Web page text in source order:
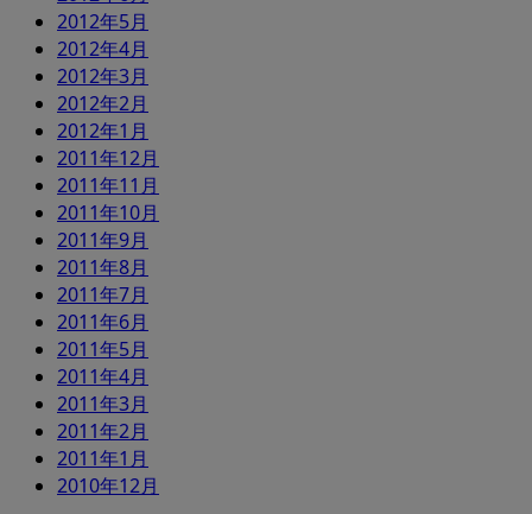
2012年5月
2012年4月
2012年3月
2012年2月
2012年1月
2011年12月
2011年11月
2011年10月
2011年9月
2011年8月
2011年7月
2011年6月
2011年5月
2011年4月
2011年3月
2011年2月
2011年1月
2010年12月